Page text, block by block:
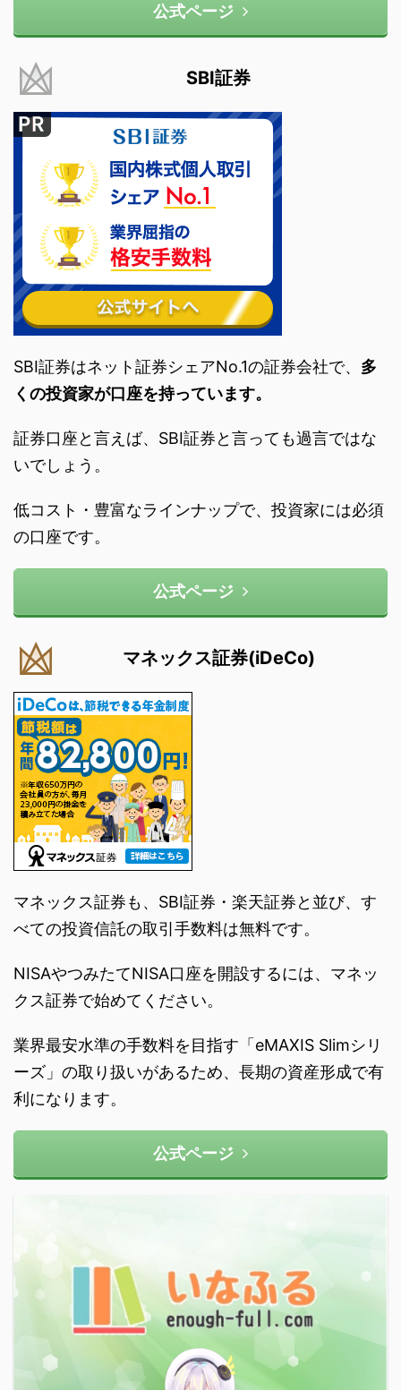
公式ページ
SBI証券
SBI証券はネット証券シェアNo.1の証券会社で、 多
くの投資家が口座を持っています。
証券口座と言えば、SBI証券と言っても過言ではな
いでしょう。
低コスト・豊富なラインナップで、投資家には必須
の口座です。
公式ページ
マネックス証券(iDeCo)
マネックス証券も、SBI証券・楽天証券と並び、す
べての投資信託の取引手数料は無料です。
NISAやつみたてNISA口座を開設するには、マネッ
クス証券で始めてください。
業界最安水準の手数料を目指す「eMAXIS Slimシリ
ーズ」の取り扱いがあるため、長期の資産形成で有
利になります。
公式ページ